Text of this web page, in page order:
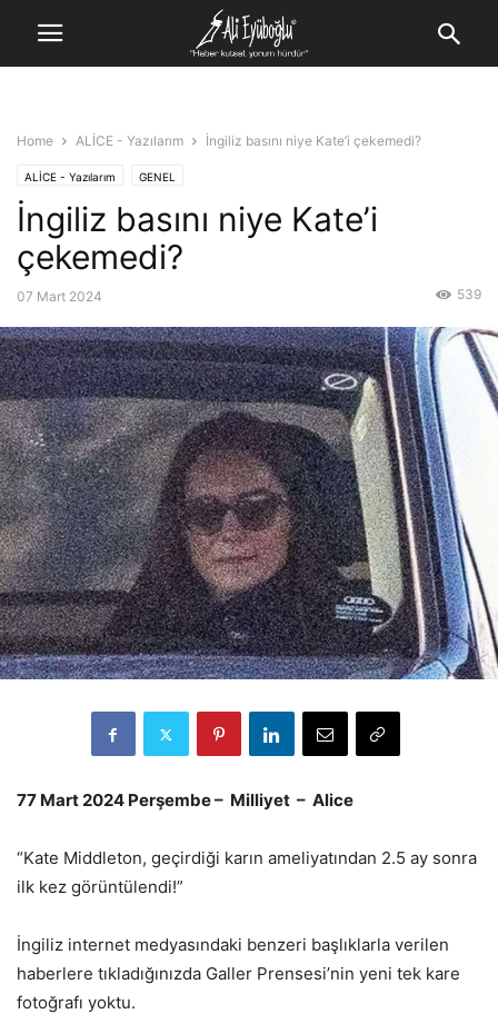
Home ALİCE - Yazılarım İngiliz basını niye Kate’i çekemedi?
ALİCE - Yazılarım GENEL
İngiliz basını niye Kate’i
çekemedi?
07 Mart 2024 539
77 Mart 2024 Perşembe – Milliyet – Alice
“Kate Middleton, geçirdiği karın ameliyatından 2.5 ay sonra
ilk kez görüntülendi!”
İngiliz internet medyasındaki benzeri başlıklarla verilen
haberlere tıkladığınızda Galler Prensesi’nin yeni tek kare
fotoğrafı yoktu.